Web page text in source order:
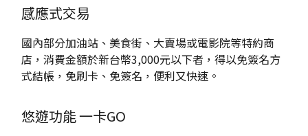
感應式交易
國內部分加油站、美食街、大賣場或電影院等特約商
店，消費金額於新台幣3,000元以下者，得以免簽名方
式結帳，免刷卡、免簽名，便利又快速。
悠遊功能一卡GO